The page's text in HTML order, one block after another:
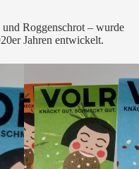
Roggenschrot – wurde
Jahren entwickelt.
-
KÜMMEL